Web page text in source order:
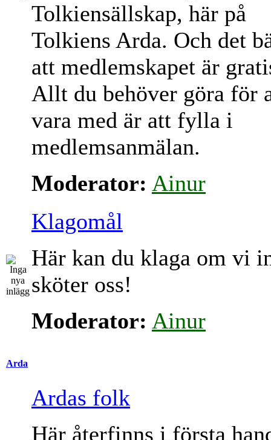
Tolkiensällskap, här på
Tolkiens Arda. Och det
att medlemskapet är
Allt du behöver göra för
vara med är att fylla i
medlemsanmälan.
Moderator: Ainur
Klagomål
Här kan du klaga om vi
sköter oss!
Moderator: Ainur
Arda
Ardas folk
Här återfinns i första